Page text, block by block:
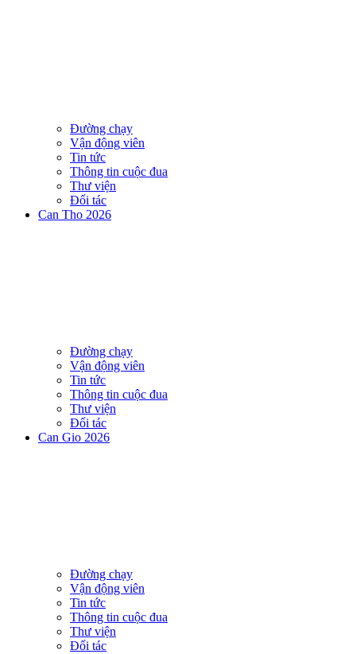
Đường chạy
Vận động viên
Tin tức
Thông tin cuộc đua
Thư viện
Đối tác
Can Tho 2026
Đường chạy
Vận động viên
Tin tức
Thông tin cuộc đua
Thư viện
Đối tác
Can Gio 2026
Đường chạy
Vận động viên
Tin tức
Thông tin cuộc đua
Thư viện
Đối tác